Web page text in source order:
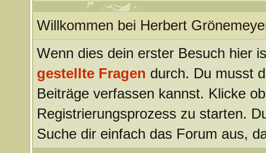
Willkommen bei Herbert
Wenn dies dein erster Besuch hier
gestellte Fragen durch. Du musst
Beiträge verfassen kannst. Klicke
Registrierungsprozess zu starten.
Suche dir einfach das Forum aus,